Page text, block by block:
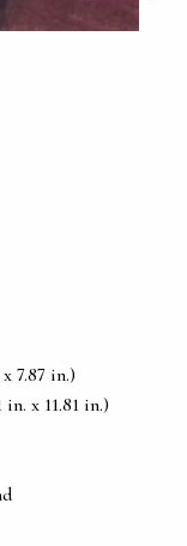
7.87 in.)
x 11.81 in.)